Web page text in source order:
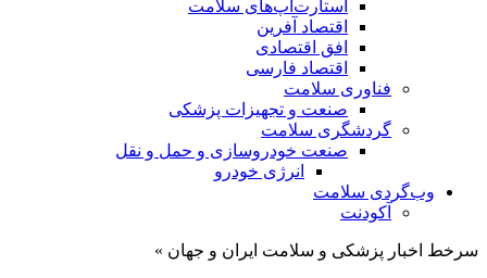
استارت‌آپ‌های سلامت
اقتصاد آفرین
افق اقتصادی
اقتصاد فارسی
فناوری سلامت
صنعت و تجهیزات پزشکی
گردشگری سلامت
صنعت خودروسازی و حمل و نقل
انرژی خودرو
وب‌گردی سلامت
آکودنت
سرخط اخبار پزشکی و سلامت ایران و جهان »